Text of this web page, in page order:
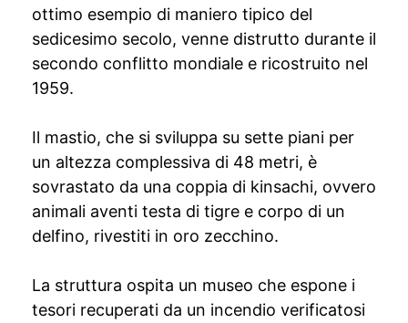
ottimo esempio di maniero tipico del
sedicesimo secolo, venne distrutto durante il
secondo conflitto mondiale e ricostruito nel
1959.
Il mastio, che si sviluppa su sette piani per
un altezza complessiva di 48 metri, è
sovrastato da una coppia di kinsachi, ovvero
animali aventi testa di tigre e corpo di un
delfino, rivestiti in oro zecchino.
La struttura ospita un museo che espone i
tesori recuperati da un incendio verificatosi